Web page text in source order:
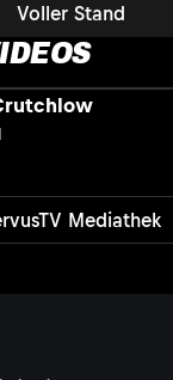
Voller Stand
Mediathek